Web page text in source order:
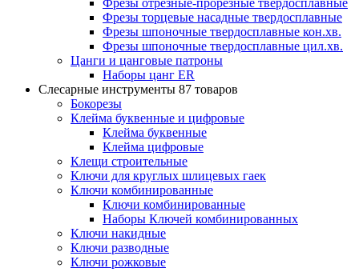
Фрезы отрезные-прорезные твердосплавные
Фрезы торцевые насадные твердосплавные
Фрезы шпоночные твердосплавные кон.хв.
Фрезы шпоночные твердосплавные цил.хв.
Цанги и цанговые патроны
Наборы цанг ER
Слесарные инструменты 87 товаров
Бокорезы
Клейма буквенные и цифровые
Клейма буквенные
Клейма цифровые
Клещи строительные
Ключи для круглых шлицевых гаек
Ключи комбинированные
Ключи комбинированные
Наборы Ключей комбинированных
Ключи накидные
Ключи разводные
Ключи рожковые